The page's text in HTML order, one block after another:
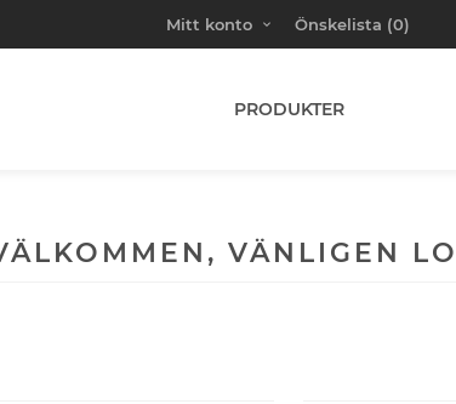
Mitt konto Önskelista (0)
PRODUKTER
VÄNLIGEN